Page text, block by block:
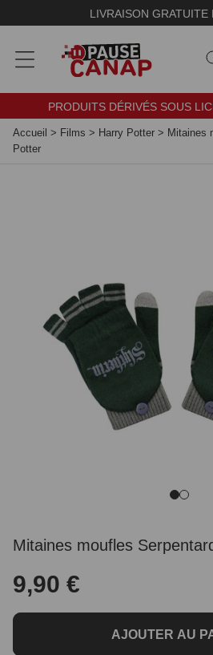
LIVRAISON GRATUITE
PRODUITS DÉRIVÉS SOUS
Accueil > Films > Harry Potter > Mitaines
Potter
Mitaines moufles
9,90 €
AJOUTER AU
Panneau de gestion des cookies